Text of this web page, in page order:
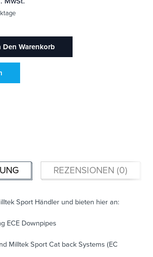
Den Warenkorb
REZENSIONEN (0)
Sport Händler und bieten hier an:
ECE Downpipes
Milltek Sport Cat back Systems (EC